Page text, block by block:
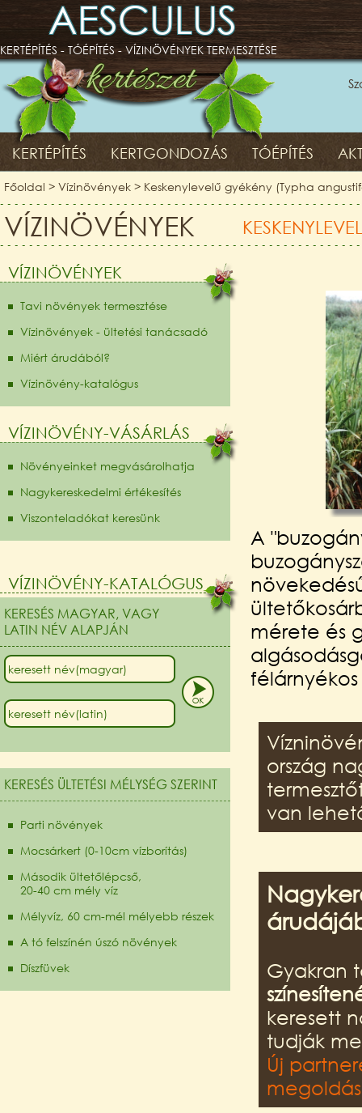
AESCULUS
KERTÉPÍTÉS - TÓÉPÍTÉS - VÍZINÖVÉNYEK TERMESZTÉSE
KERTÉPÍTÉS KERTGONDOZÁS TÓÉPÍTÉS
Főoldal > Vízinövények > Keskenylevelű gyékény (Typha
VÍZINÖVÉNYEK
VÍZINÖVÉNYEK
Tavi növények termesztése
Vízinövények - ültetési tanácsadó
Miért árudából?
Vízinövény-katalógus
VÍZINÖVÉNY-VÁSÁRLÁS
Növényeinket megvásárolhatja
Nagykereskedelmi értékesítés
Viszonteladókat keresünk
VÍZINÖVÉNY-KATALÓGUS
KERESÉS MAGYAR, VAGY
LATIN NÉV ALAPJÁN
KERESÉS ÜLTETÉSI MÉLYSÉG SZERINT
Parti növények
Mocsárkert (0-10cm vízborítás)
Második ültetőlépcső,
20-40 cm mély víz
Mélyvíz, 60 cm-mél mélyebb részek
A tó felszínén úszó növények
Díszfüvek
A
mérete és
ország
van
Gyakran
keresett
tudják
Új